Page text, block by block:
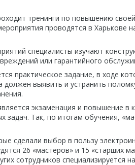
тренинги по повышению
проводятся в Харькове
специалисты изучают
или гарантийного
практическое задание, в ходе
должен выявить и устранить
экзаменация и повышение в
задач. Так, по итогам обучения,
сделали выбор в пользу
26 «мастеров» и 15 «старших
сотрудников специализируется